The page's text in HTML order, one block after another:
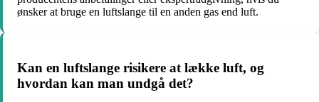
ønsker at bruge en luftslange til en anden gas end luft.
Kan en luftslange risikere at lække luft, og
hvordan kan man undgå det?